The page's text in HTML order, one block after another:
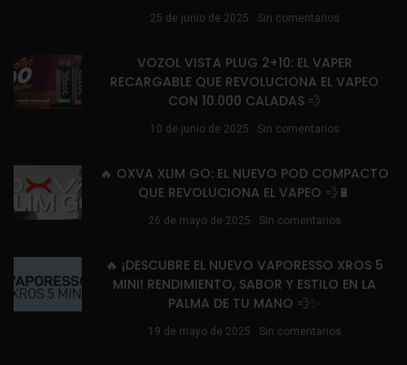
25 de junio de 2025 Sin comentarios
VOZOL VISTA PLUG 2+10: EL VAPER
RECARGABLE QUE REVOLUCIONA EL VAPEO
CON 10.000 CALADAS 💨
10 de junio de 2025 Sin comentarios
🔥 OXVA XLIM GO: EL NUEVO POD COMPACTO
QUE REVOLUCIONA EL VAPEO 💨🔋
26 de mayo de 2025 Sin comentarios
🔥 ¡DESCUBRE EL NUEVO VAPORESSO XROS 5
MINI! RENDIMIENTO, SABOR Y ESTILO EN LA
PALMA DE TU MANO 💨✨
19 de mayo de 2025 Sin comentarios